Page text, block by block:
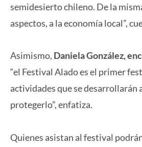
semidesierto chileno. De la
aspectos, a la economía local”,
Asimismo, Daniela González,
“el Festival Alado es el primer
actividades que se desarrollarán
protegerlo”, enfatiza.
Quienes asistan al festival